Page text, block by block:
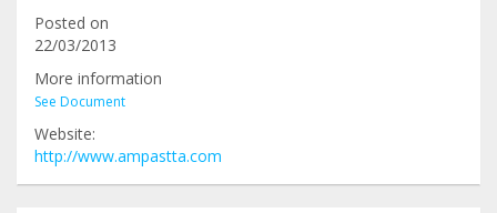
Posted on
22/03/2013
More information
See Document
Website:
http://www.ampastta.com